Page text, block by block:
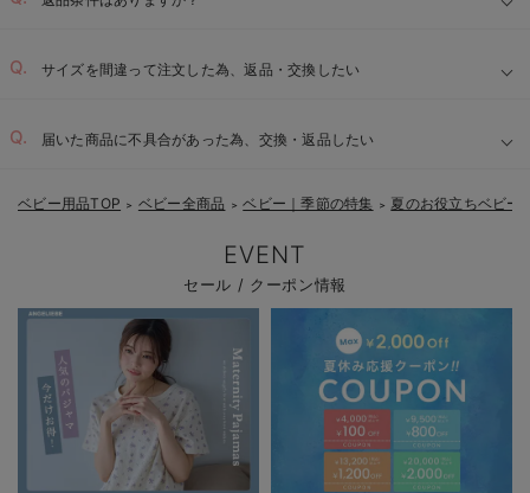
サイズを間違って注文した為、返品・交換したい
届いた商品に不具合があった為、交換・返品したい
ベビー用品TOP ＞ ベビー全商品 ＞ ベビー｜季節の特集 ＞ 夏のお役立ちベビー
EVENT
セール / クーポン情報